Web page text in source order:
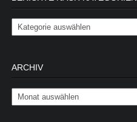
Berichte nach Kategorien
ARCHIV
Archiv